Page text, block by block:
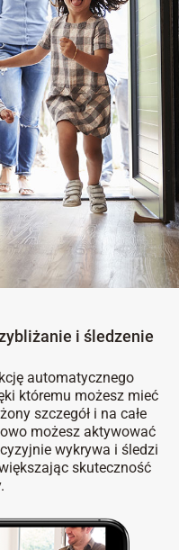
i śledzenie
automatycznego
któremu możesz mieć
szczegół i na całe
możesz aktywować
wykrywa i śledzi
skuteczność